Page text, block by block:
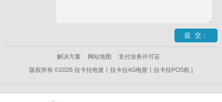
解决方案 网站地图
支付业务许可证
版权所有 ©2026 拉卡拉电签丨拉卡拉4G电签丨拉卡拉POS机 |